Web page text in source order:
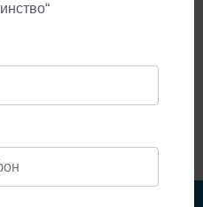
В
СТОИМОСТЬ
В